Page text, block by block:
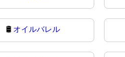
🛢️ オイルバレル